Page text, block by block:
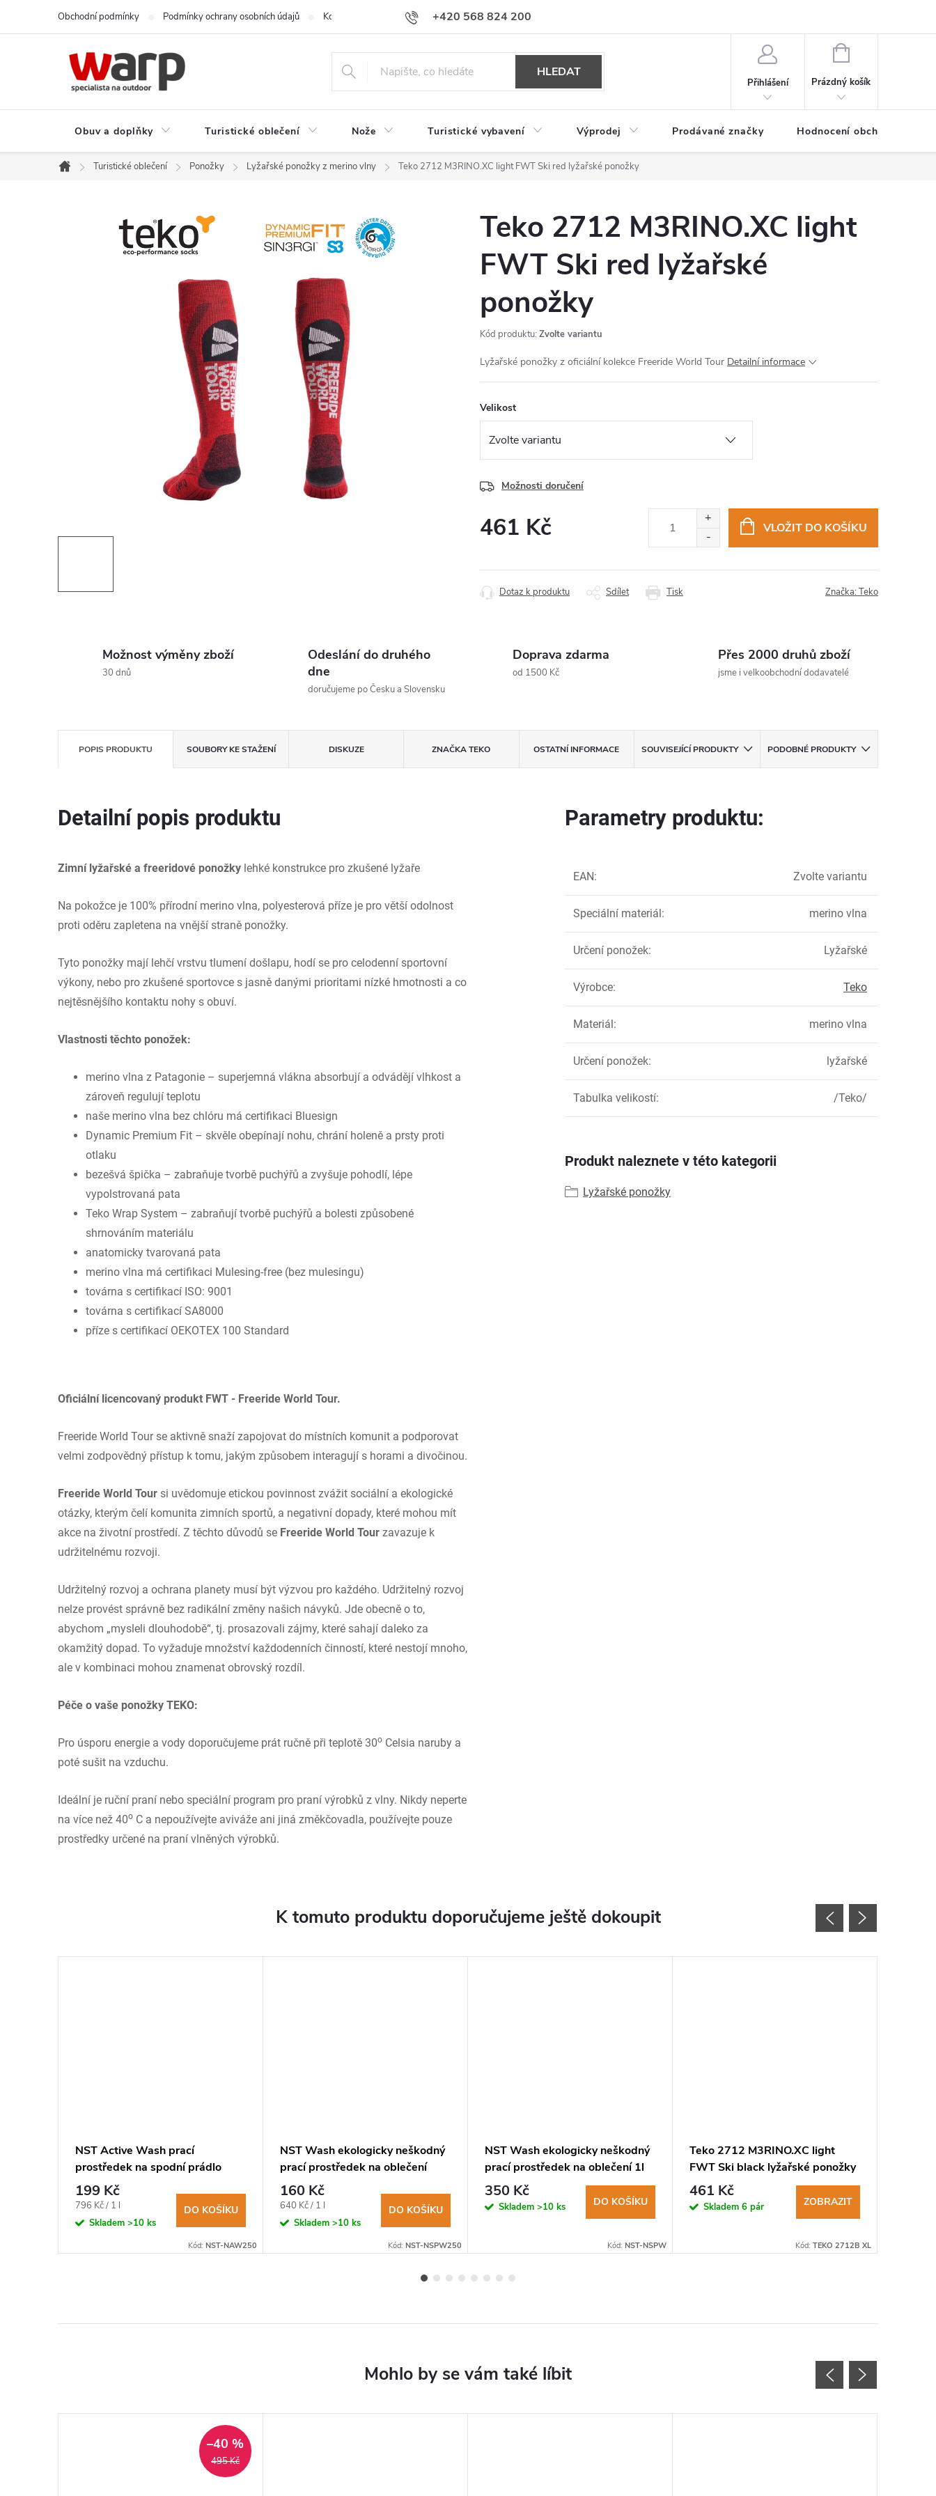
+420 568 824 200
Obchodní podmínky Podmínky ochrany osobních údajů Kontakty Doprava a platba Hodnocení obchodu
HLEDAT
Přihlášení
NÁKUPNÍ
Prázdný košík
Obuv a doplňky Turistické oblečení Nože Turistické vybavení Výprodej Prodávané značky Hodnocení obchodu
Domů
Turistické oblečení Ponožky Lyžařské ponožky z merino vlny Teko 2712 M3RINO.XC light FWT Ski red lyžařské ponožky
Teko 2712 M3RINO.XC light
FWT Ski red lyžařské
ponožky
Kód produktu: Zvolte variantu
Lyžařské ponožky z oficiální kolekce Freeride World Tour Detailní informace
Velikost
Možnosti doručení
461 Kč VLOŽIT DO KOŠÍKU
Tisk
Dotaz k produktu Sdílet Značka:Teko
Možnost výměny zboží
30 dnů
Odeslání do druhého
dne
doručujeme po Česku a Slovensku
Doprava zdarma
od 1500 Kč
Přes 2000 druhů zboží
jsme i velkoobchodní dodavatelé
POPIS PRODUKTU SOUBORY KE STAŽENÍ DISKUZE ZNAČKATEKO OSTATNÍ INFORMACE SOUVISEJÍCÍ PRODUKTY PODOBNÉ PRODUKTY
Detailní popis produktu
Zimní lyžařské a freeridové ponožky lehké konstrukce pro zkušené lyžaře
Na pokožce je 100% přírodní merino vlna, polyesterová příze je pro větší odolnost
proti oděru zapletena na vnější straně ponožky.
Tyto ponožky mají lehčí vrstvu tlumení došlapu, hodí se pro celodenní sportovní
výkony, nebo pro zkušené sportovce s jasně danými prioritami nízké hmotnosti a co
nejtěsnějšího kontaktu nohy s obuví.
Vlastnosti těchto ponožek:
merino vlna z Patagonie – superjemná vlákna absorbují a odvádějí vlhkost a
zároveň regulují teplotu
naše merino vlna bez chlóru má certifikaci Bluesign
Dynamic Premium Fit – skvěle obepínají nohu, chrání holeně a prsty proti
otlaku
bezešvá špička – zabraňuje tvorbě puchýřů a zvyšuje pohodlí, lépe
vypolstrovaná pata
Teko Wrap System – zabraňují tvorbě puchýřů a bolesti způsobené
shrnováním materiálu
anatomicky tvarovaná pata
merino vlna má certifikaci Mulesing-free (bez mulesingu)
továrna s certifikací ISO: 9001
továrna s certifikací SA8000
příze s certifikací OEKOTEX 100 Standard
Oficiální licencovaný produkt FWT - Freeride World Tour.
Freeride World Tour se aktivně snaží zapojovat do místních komunit a podporovat
velmi zodpovědný přístup k tomu, jakým způsobem interagují s horami a divočinou.
Freeride World Tour si uvědomuje etickou povinnost zvážit sociální a ekologické
otázky, kterým čelí komunita zimních sportů, a negativní dopady, které mohou mít
akce na životní prostředí. Z těchto důvodů se Freeride World Tour zavazuje k
udržitelnému rozvoji.
Udržitelný rozvoj a ochrana planety musí být výzvou pro každého. Udržitelný rozvoj
nelze provést správně bez radikální změny našich návyků. Jde obecně o to,
abychom „mysleli dlouhodobě“, tj. prosazovali zájmy, které sahají daleko za
okamžitý dopad. To vyžaduje množství každodenních činností, které nestojí mnoho,
ale v kombinaci mohou znamenat obrovský rozdíl.
Péče o vaše ponožky TEKO:
Pro úsporu energie a vody doporučujeme prát ručně při teplotě 30o Celsia naruby a
poté sušit na vzduchu.
Ideální je ruční praní nebo speciální program pro praní výrobků z vlny. Nikdy neperte
na více než 40o C a nepoužívejte aviváže ani jiná změkčovadla, používejte pouze
prostředky určené na praní vlněných výrobků.
Parametry produktu:
EAN: Zvolte variantu
Speciální materiál: merino vlna
Určení ponožek: Lyžařské
Výrobce: Teko
Materiál: merino vlna
Určení ponožek: lyžařské
Tabulka velikostí: /Teko/
Produkt naleznete v této kategorii
Lyžařské ponožky
K tomuto produktu doporučujeme ještě dokoupit
NST Active Wash prací
prostředek na spodní prádlo
250ml
199 Kč
Měrná
cena:
796 Kč / 1 l
Skladem >10 ks
DO KOŠÍKU
Kód: NST-NAW250
NST Wash ekologicky neškodný
prací prostředek na oblečení
250ml
160 Kč
Měrná
cena:
640 Kč / 1 l
Skladem >10 ks
DO KOŠÍKU
Kód: NST-NSPW250
NST Wash ekologicky neškodný
prací prostředek na oblečení 1l
350 Kč
Skladem >10 ks DO KOŠÍKU
Kód: NST-NSPW
Teko 2712 M3RINO.XC light
FWT Ski black lyžařské ponožky
461 Kč
Skladem 6 pár ZOBRAZIT
Kód: TEKO 2712B XL
495 Kč
–40 %